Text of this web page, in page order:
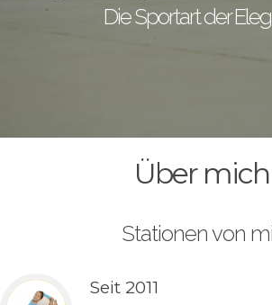
Die Sportart der
Über mich
Stationen von
Seit 2011